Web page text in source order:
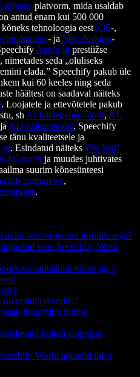
kõneks platvorm, mida usaldab
antud enam kui 500 000
tehnoloogia eest iOS-,
- ja Mac desktop-
Apple’ilt prestiižse
, nimetades seda „oluliseks
elada.” Speechify pakub üle
kui 60 keeles ning seda
häältest on saadaval näiteks
. Loojatele ja ettevõtetele pakub
sh AI-häälegeneraatorit, AI-
ja AI-häälevahetust. Speechify
tänu kvaliteetsele ja
le. Esindatud näiteks The Wall
ja muudes juhtivates
suurim kõnesünteesi
news,
press.
see on seotud turundusega?
saab Speechify Work
turundustiimi töövoogu?
eraldi rakendus?
luua minu tiimile
brändi jälgimise
Worki agendid infot